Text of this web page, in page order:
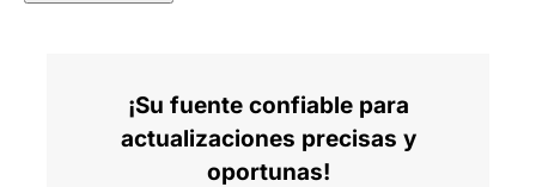
¡Su fuente confiable para
actualizaciones precisas y
oportunas!